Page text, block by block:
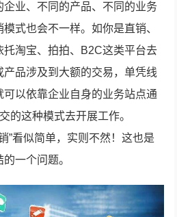
企业、不同的产品、不同的业务
式也会不一样。如你是直销、
淘宝、拍拍、B2C这类平台去
品涉及到大额的交易，单凭线
可以依靠企业自身的业务站点通
的这种模式去开展工作。
”看似简单，实则不然！这也是
一个问题。